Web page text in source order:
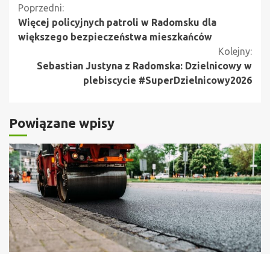
Kontynuuj
czytanie
Poprzedni:
Więcej policyjnych patroli w Radomsku dla
większego bezpieczeństwa mieszkańców
Kolejny:
Sebastian Justyna z Radomska: Dzielnicowy w
plebiscycie #SuperDzielnicowy2026
Powiązane wpisy